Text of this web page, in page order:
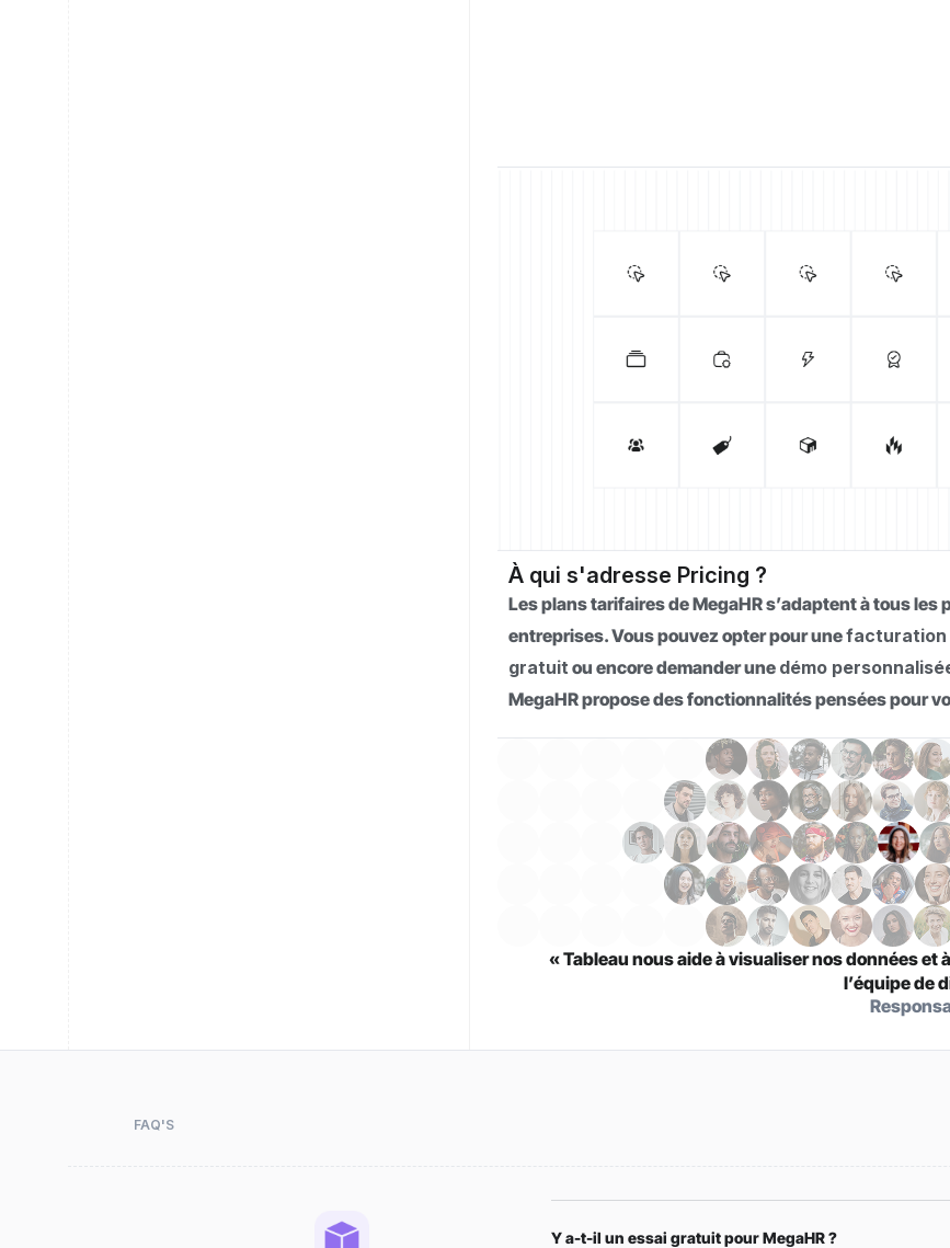
À qui s'adresse Pricing ?
Les plans tarifaires de MegaHR s’adaptent à tous
entreprises. Vous pouvez opter pour unefacturation
gratuit ou encore demander une démo
MegaHR propose des fonctionnalités pensées pour
« Tableau nous aide à visualiser nos données
l’équipe de
FAQ'S
Y a-t-il un essai gratuit pour MegaHR ?